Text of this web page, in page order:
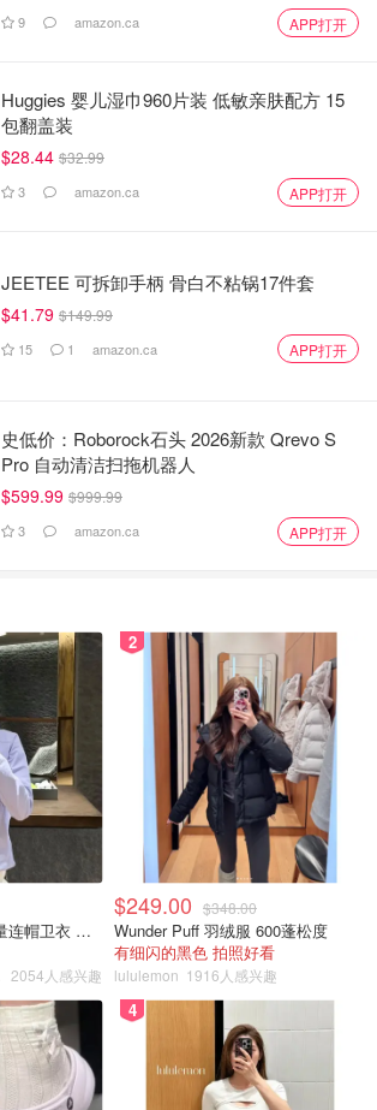
9 amazon.ca APP打开
Huggies 婴儿湿巾960片装 低敏亲肤配方 15
包翻盖装
$28.44 $32.99
3 amazon.ca APP打开
JEETEE 可拆卸手柄 骨白不粘锅17件套
$41.79 $149.99
15 1 amazon.ca APP打开
史低价：Roborock石头 2026新款 Qrevo S
Pro 自动清洁扫拖机器人
$599.99 $999.99
3 amazon.ca APP打开
Arc'teryx Gamma 轻量连帽卫衣 女款
2054人感兴趣
2
$249.00 $348.00
Wunder Puff 羽绒服 600蓬松度
有细闪的黑色 拍照好看
lululemon 1916人感兴趣
4